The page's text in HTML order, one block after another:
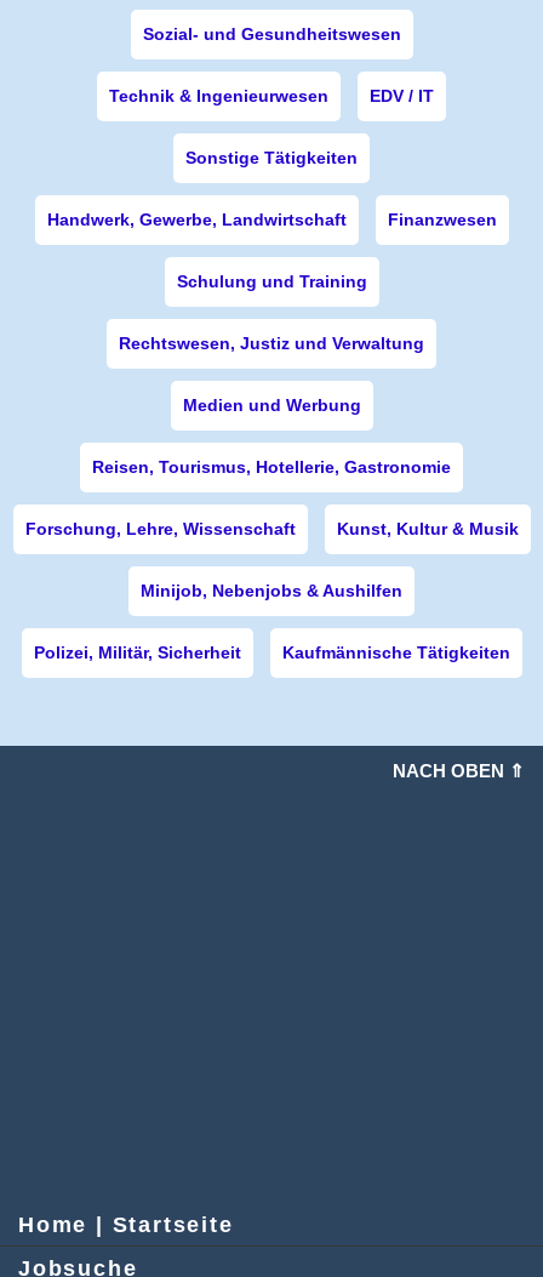
Sozial- und Gesundheitswesen
Technik & Ingenieurwesen EDV / IT
Sonstige Tätigkeiten
Handwerk, Gewerbe, Landwirtschaft Finanzwesen
Schulung und Training
Rechtswesen, Justiz und Verwaltung
Medien und Werbung
Reisen, Tourismus, Hotellerie, Gastronomie
Forschung, Lehre, Wissenschaft Kunst, Kultur & Musik
Minijob, Nebenjobs & Aushilfen
Polizei, Militär, Sicherheit Kaufmännische Tätigkeiten
NACH OBEN ⇑
Home | Startseite
Jobsuche